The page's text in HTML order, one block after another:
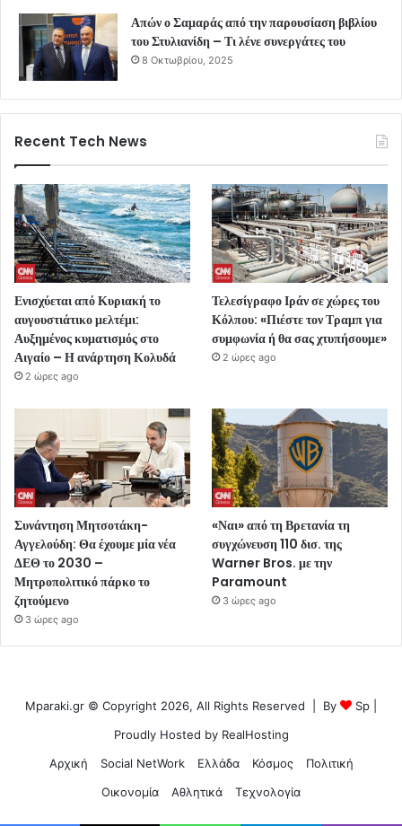
Απών ο Σαμαράς από την παρουσίαση βιβλίου
του Στυλιανίδη – Τι λένε συνεργάτες του
8 Οκτωβρίου, 2025
Recent Tech News
Ενισχύεται από Κυριακή το
αυγουστιάτικο μελτέμι:
Αυξημένος κυματισμός στο
Αιγαίο – Η ανάρτηση Κολυδά
2 ώρες ago
Τελεσίγραφο Ιράν σε χώρες του
Κόλπου: «Πιέστε τον Τραμπ για
συμφωνία ή θα σας χτυπήσουμε»
2 ώρες ago
Συνάντηση Μητσοτάκη-
Αγγελούδη: Θα έχουμε μία νέα
ΔΕΘ το 2030 –
Μητροπολιτικό πάρκο το
ζητούμενο
3 ώρες ago
«Ναι» από τη Βρετανία τη
συγχώνευση 110 δισ. της
Warner Bros. με την
Paramount
3 ώρες ago
Mparaki.gr © Copyright 2026, All Rights Reserved | By Sp
Proudly Hosted by RealHosting
Αρχική
Social NetWork Ελλάδα Κόσμος
Πολιτική
Οικονομία
Αθλητικά Τεχνολογία